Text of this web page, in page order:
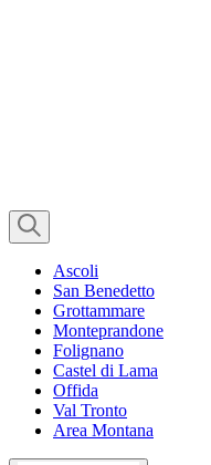
Ascoli
San Benedetto
Grottammare
Monteprandone
Folignano
Castel di Lama
Offida
Val Tronto
Area Montana